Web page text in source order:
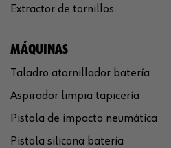
Extractor de tornillos
MÁQUINAS
Taladro atornillador batería
Aspirador limpia tapicería
Pistola de impacto neumática
Pistola silicona batería